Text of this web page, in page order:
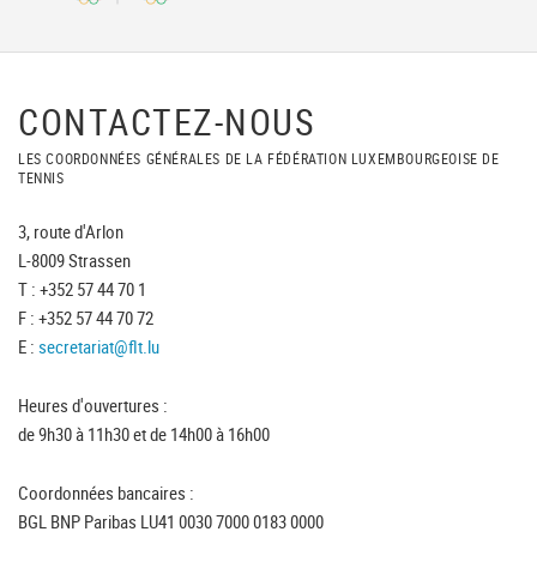
CONTACTEZ-NOUS
LES COORDONNÉES GÉNÉRALES DE LA FÉDÉRATION LUXEMBOURGEOISE DE
TENNIS
3, route d'Arlon
L-8009 Strassen
T : +352 57 44 70 1
F : +352 57 44 70 72
E : secretariat@flt.lu
Heures d'ouvertures :
de 9h30 à 11h30 et de 14h00 à 16h00
Coordonnées bancaires :
BGL BNP Paribas LU41 0030 7000 0183 0000